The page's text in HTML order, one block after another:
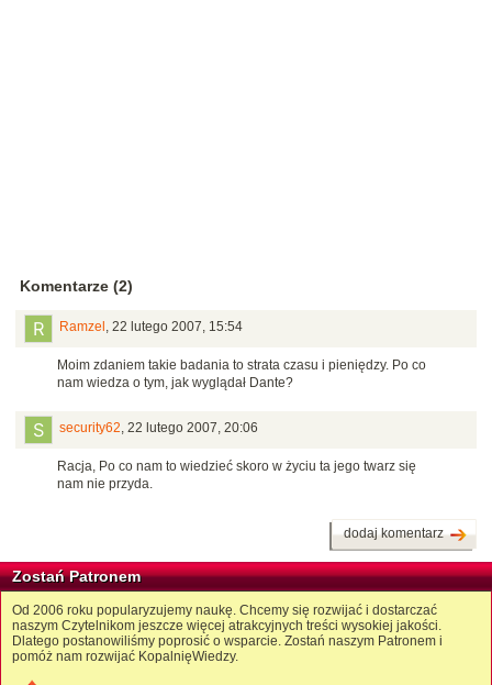
Komentarze (2)
Ramzel , 22 lutego 2007, 15:54
Moim zdaniem takie badania to strata czasu i pieniędzy. Po co
nam wiedza o tym, jak wyglądał Dante?
security62, 22 lutego 2007, 20:06
Racja, Po co nam to wiedzieć skoro w życiu ta jego twarz się
nam nie przyda.
dodaj komentarz
Zostań Patronem
Od 2006 roku popularyzujemy naukę. Chcemy się rozwijać i dostarczać
naszym Czytelnikom jeszcze więcej atrakcyjnych treści wysokiej jakości.
Dlatego postanowiliśmy poprosić o wsparcie. Zostań naszym Patronem i
pomóż nam rozwijać KopalnięWiedzy.